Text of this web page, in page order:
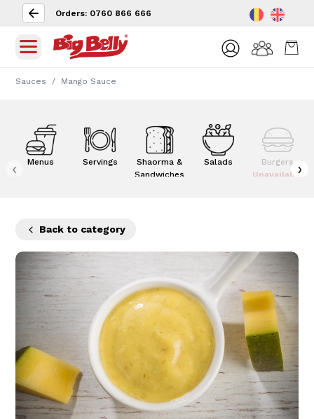
Orders: 0760 866 666
Sauces Mango Sauce
Menus Servings
Shaorma &
Sandwiches
Salads
Burgers
Unavailable
‹ ›
Back to category